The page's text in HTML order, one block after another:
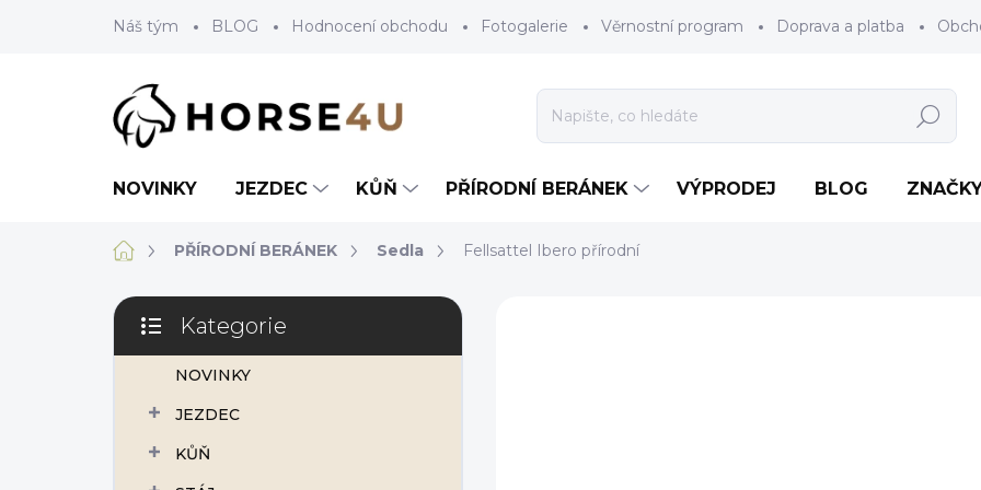
Náš tým BLOG Hodnocení obchodu Fotogalerie Věrnostní program Doprava a platba
Hledat
NOVINKY JEZDEC KŮŇ PŘÍRODNÍ BERÁNEK VÝPRODEJ BLOG
DomůPŘÍRODNÍ BERÁNEK Sedla Fellsattel Ibero přírodní
P
s
Přeskočit
kategorie
Kategorie
NOVINKY
JEZDEC
KŮŇ